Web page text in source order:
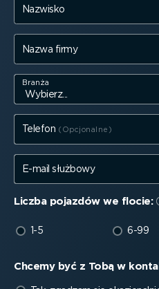
Nazwisko
Nazwa firmy
Branża
Telefon
E-mail służbowy
Liczba pojazdów we flocie:
1-5 6-99
Chcemy być z Tobą w